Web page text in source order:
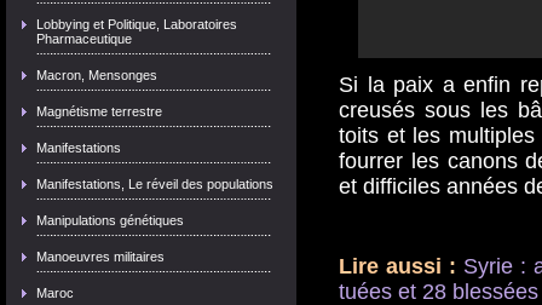
Lobbying et Politique, Laboratoires
Pharmaceutique
Macron, Mensonges
Magnétisme terrestre
Manifestations
Manifestations, Le réveil des populations
Manipulations génétiques
Manoeuvres militaires
Maroc
Si la paix a enfin
creusés sous les
toits et les
fourrer les canons
et difficiles années
Lire aussi : Syrie :
tuées et 28